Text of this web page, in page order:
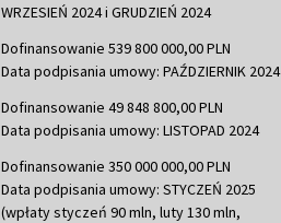
WRZESIEŃ 2024 i GRUDZIEŃ 2024
Dofinansowanie 539 800 000,00 PLN
Data podpisania umowy: PAŹDZIERNIK 2024
Dofinansowanie 49 848 800,00 PLN
Data podpisania umowy: LISTOPAD 2024
Dofinansowanie 350 000 000,00 PLN
Data podpisania umowy: STYCZEŃ 2025
(wpłaty styczeń 90 mln, luty 130 mln,